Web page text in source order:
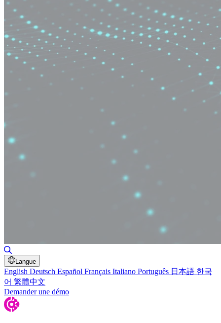
Langue
English Deutsch Español Français Italiano Português 日本語 한국
어 繁體中文
Demander une démo